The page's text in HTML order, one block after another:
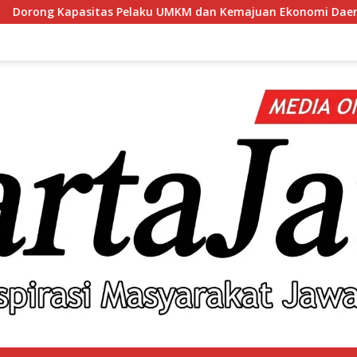
dan Kemajuan Ekonomi Daerah, BRI Branch Office Pare